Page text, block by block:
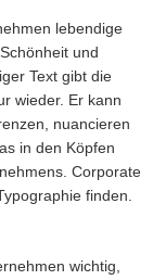
lebendige
und
Text gibt die
wieder. Er kann
nuancieren
in den Köpfen
Corporate
finden.
wichtig,